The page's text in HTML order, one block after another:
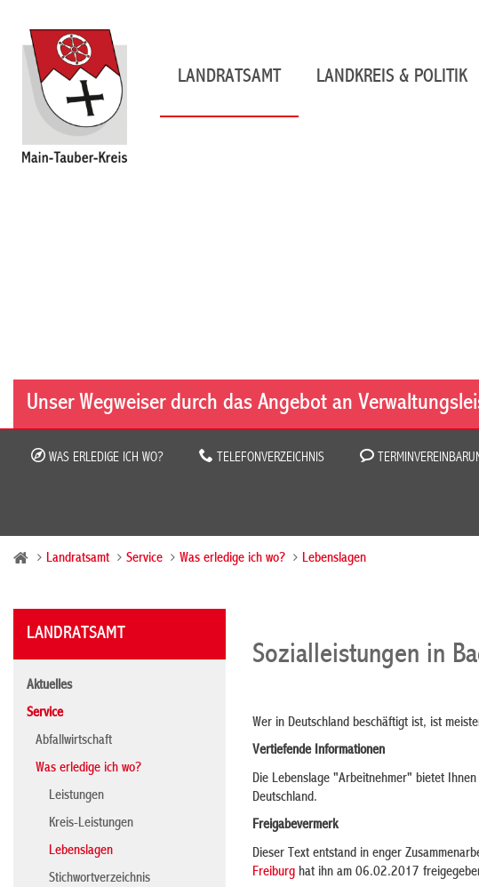
LANDRATSAMT LANDKREIS & POLITIK
Unser Wegweiser durch das Angebot an
WAS ERLEDIGE ICH WO? TELEFONVERZEICHNIS
Landratsamt Service Was erledige ich wo? Lebenslagen
LANDRATSAMT
Aktuelles
Service
Abfallwirtschaft
Was erledige ich wo?
Leistungen
Kreis-Leistungen
Lebenslagen
Stichwortverzeichnis
Sozialleistungen in
Wer in Deutschland beschäftigt ist, ist
Vertiefende Informationen
Die Lebenslage "Arbeitnehmer" bietet
Deutschland.
Freigabevermerk
Dieser Text entstand in enger
Freiburghat ihn am 06.02.2017